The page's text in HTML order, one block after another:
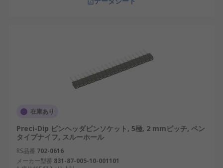
山一電機（Yamaichi Electronics）： 国内メー
カーで、ピンソケットやピンヘッダを含む幅
RS PRO： 国際的ブランドで、汎用的なSILソ
Samtec： アメリカのメーカーで、産業用途向
けの高性能製品に強み。
在庫あり
Preci-Dip ピンヘッダピンソケット, 5極, 2 mmピッチ, ペン
タイプナイフ, スルーホール
RS品番 702-0616
メーカー型番 831-87-005-10-001101